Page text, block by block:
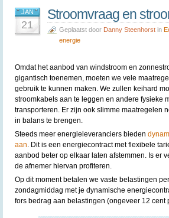
JAN
21
Stroomvraag en
Geplaatst door Danny Steenhorst in
energie
Omdat het aanbod van windstroom en
gigantisch toenemen, moeten we vele
gebruik te kunnen maken. We zullen keihard
stroomkabels aan te leggen en andere fysieke
transporteren. Er zijn ook slimme maatregelen
in balans te brengen.
Steeds meer energieleveranciers bieden
aan. Dit is een energiecontract met flexibele
aanbod beter op elkaar laten afstemmen. Is er
de afnemer hiervan profiteren.
Op dit moment betalen we vaste belastingen
zondagmiddag met je dynamische
fors bedrag aan belastingen (ongeveer 12 cent